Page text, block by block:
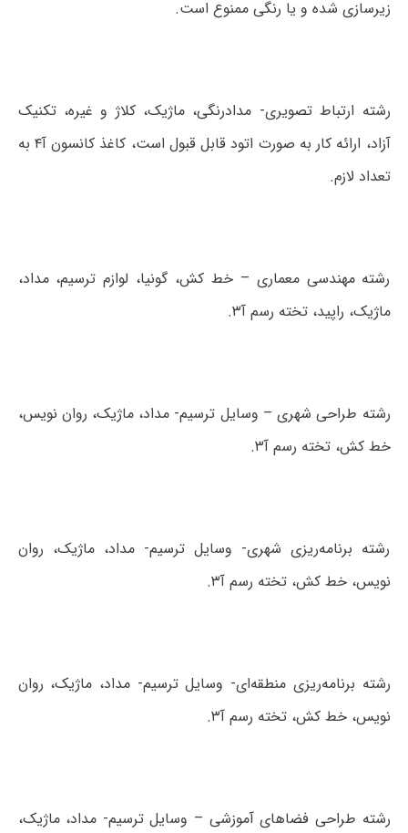
زیرسازی شده و یا رنگی ممنوع است.
رشته ارتباط تصویری- مدادرنگی، ماژیک، کلاژ و غیره، تکنیک
آزاد، ارائه کار به صورت اتود قابل قبول است، کاغذ کانسون آ۴ به
تعداد لازم.
رشته مهندسی معماری – خط کش، گونیا، لوازم ترسیم، مداد،
ماژیک، راپید، تخته رسم آ۳.
رشته طراحی شهری – وسایل ترسیم- مداد، ماژیک، روان نویس،
خط کش، تخته رسم آ۳.
رشته برنامه‌ریزی شهری- وسایل ترسیم- مداد، ماژیک، روان
نویس، خط کش، تخته رسم آ۳.
رشته برنامه‌ریزی منطقه‌ای- وسایل ترسیم- مداد، ماژیک، روان
نویس، خط کش، تخته رسم آ۳.
رشته طراحی فضاهای آموزشی – وسایل ترسیم- مداد، ماژیک،